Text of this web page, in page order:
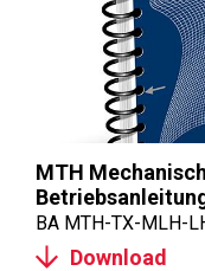
MTH
BA MTH-TX-MLH-
Download